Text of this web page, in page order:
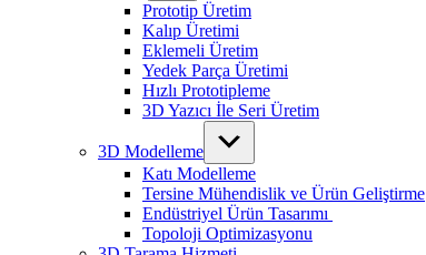
Prototip Üretim
Kalıp Üretimi
Eklemeli Üretim
Yedek Parça Üretimi
Hızlı Prototipleme
3D Yazıcı İle Seri Üretim
3D Modelleme
Katı Modelleme
Tersine Mühendislik ve Ürün Geliştirme
Endüstriyel Ürün Tasarımı
Topoloji Optimizasyonu